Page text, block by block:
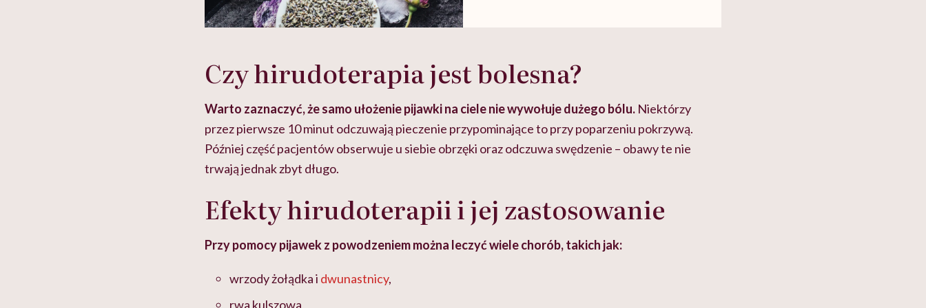
Czy hirudoterapia jest bolesna?
Warto zaznaczyć, że samo ułożenie pijawki na ciele nie wywołuje dużego bólu. Niektórzy
przez pierwsze 10 minut odczuwają pieczenie przypominające to przy poparzeniu pokrzywą.
Później część pacjentów obserwuje u siebie obrzęki oraz odczuwa swędzenie – obawy te nie
trwają jednak zbyt długo.
Efekty hirudoterapii i jej zastosowanie
Przy pomocy pijawek z powodzeniem można leczyć wiele chorób, takich jak:
wrzody żołądka i dwunastnicy,
rwa kulszowa,